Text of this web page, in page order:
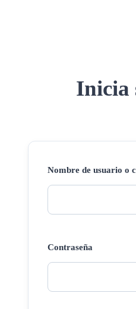
Inicia
Nombre de usuario o
Contraseña